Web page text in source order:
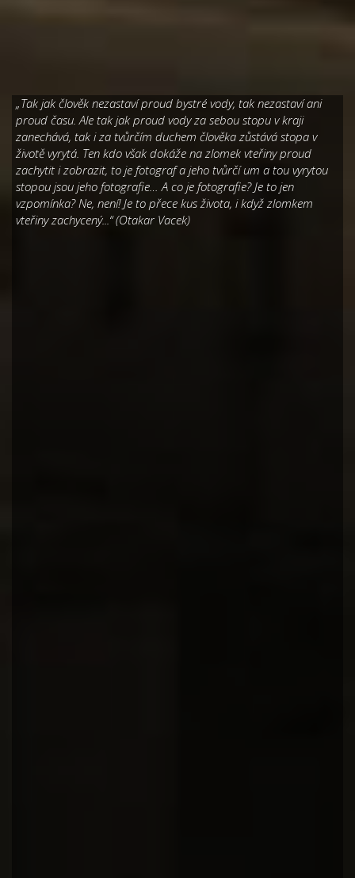
„Tak jak člověk nezastaví proud bystré vody, tak nezastaví ani
proud času. Ale tak jak proud vody za sebou stopu v kraji
zanechává, tak i za tvůrčím duchem člověka zůstává stopa v
životě vyrytá. Ten kdo však dokáže na zlomek vteřiny proud
zachytit i zobrazit, to je fotograf a jeho tvůrčí um a tou vyrytou
stopou jsou jeho fotografie… A co je fotografie? Je to jen
vzpomínka? Ne, není! Je to přece kus života, i když zlomkem
vteřiny zachycený...“ (Otakar Vacek)